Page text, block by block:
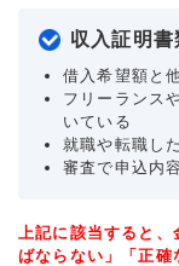
収入証明
借入希望額と
フリーランス
いている
就職や転職し
審査で申込内
上記に該当すると
ばならない」「正確